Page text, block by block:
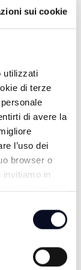
sui cookie
utilizzati
di terze
di avere la
l’uso dei
browser o
invitiamo in
in materia